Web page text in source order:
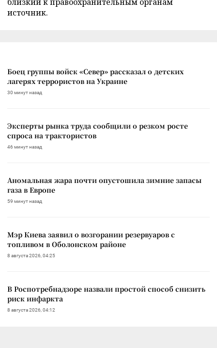
источник.
Боец группы войск «Север» рассказал о детских
лагерях террористов на Украине
30 минут назад
Эксперты рынка труда сообщили о резком росте
спроса на трактористов
46 минут назад
Аномальная жара почти опустошила зимние запасы
газа в Европе
59 минут назад
Мэр Киева заявил о возгорании резервуаров с
топливом в Оболонском районе
8 августа 2026, 04:25
В Роспотребнадзоре назвали простой способ снизить
риск инфаркта
8 августа 2026, 04:12